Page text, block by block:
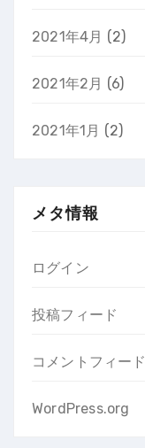
2021年4月 (2)
2021年2月 (6)
2021年1月 (2)
メタ情報
ログイン
投稿フィード
コメントフィード
WordPress.org